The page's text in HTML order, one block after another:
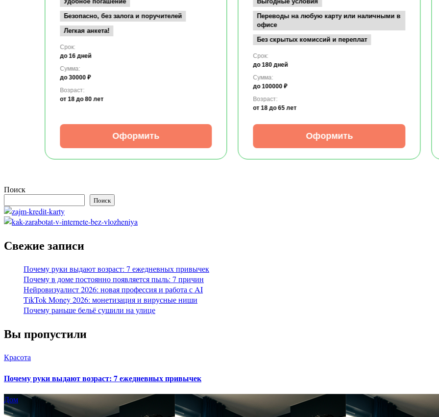
Безопасно, без залога и поручителей
Легкая анкета!
Срок:
до 16 дней
Сумма:
до 30000 ₽
Возраст:
от 18 до 80 лет
Оформить
Переводы на любую карту или наличными в
офисе
Без скрытых комиссий и переплат
Срок:
до 180 дней
Сумма:
до 100000 ₽
Возраст:
от 18 до 65 лет
Оформить
Поиск
Поиск
Свежие записи
Почему руки выдают возраст: 7 ежедневных привычек
Почему в доме постоянно появляется пыль: 7 причин
Нейровизуалист 2026: новая профессия и работа с AI
TikTok Money 2026: монетизация и вирусные ниши
Почему раньше бельё сушили на улице
Вы пропустили
Красота
Почему руки выдают возраст: 7 ежедневных привычек
Дом